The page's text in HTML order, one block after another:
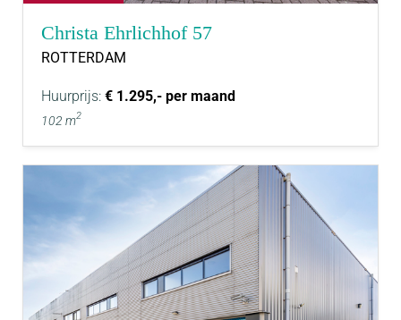
Christa Ehrlichhof 57
ROTTERDAM
Huurprijs: € 1.295,- per maand
102 m2